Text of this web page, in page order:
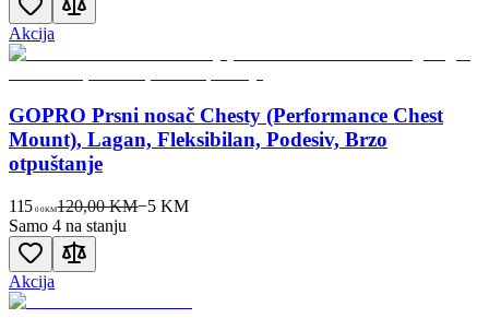
Akcija
GOPRO Prsni nosač Chesty (Performance Chest
Mount), Lagan, Fleksibilan, Podesiv, Brzo
otpuštanje
115 00KM120,00 KM−5 KM
Samo 4 na stanju
Akcija